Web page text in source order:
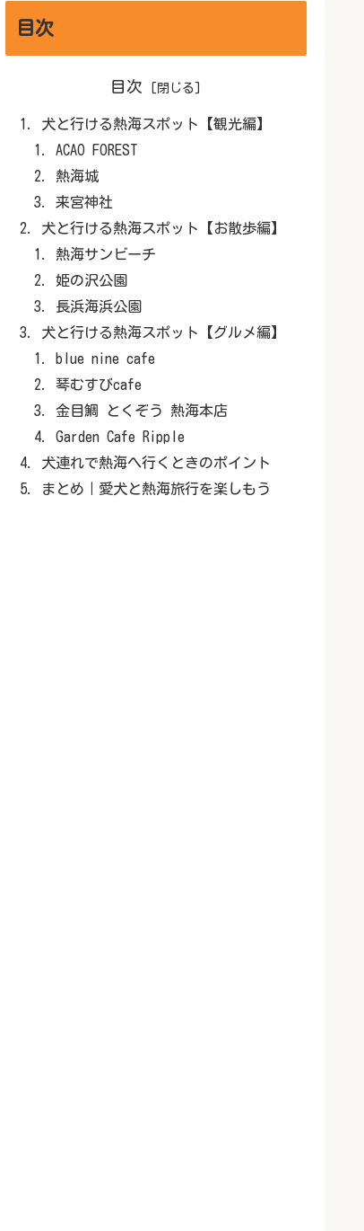
目次
目次
犬と行ける熱海スポット【観光編】
ACAO FOREST
熱海城
来宮神社
犬と行ける熱海スポット【お散歩編】
熱海サンビーチ
姫の沢公園
長浜海浜公園
犬と行ける熱海スポット【グルメ編】
blue nine cafe
琴むすびcafe
金目鯛 とくぞう 熱海本店
Garden Cafe Ripple
犬連れで熱海へ行くときのポイント
まとめ｜愛犬と熱海旅行を楽しもう